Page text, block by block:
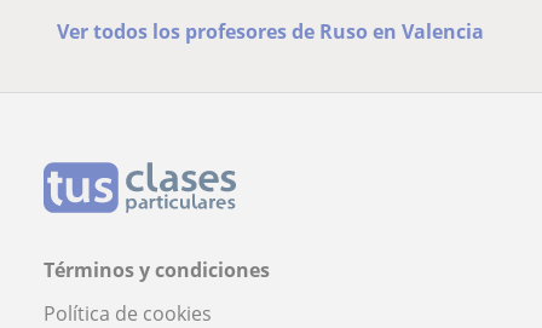
Ver todos los profesores de Ruso en Valencia
Términos y condiciones
Política de cookies